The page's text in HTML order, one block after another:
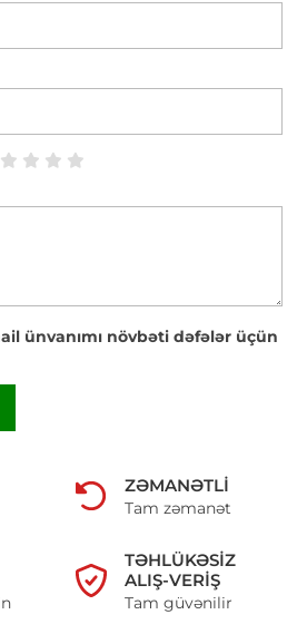
ünvanımı növbəti dəfələr üçün
ZƏMANƏTLI
Tam zəmanət
TƏHLÜKƏSIZ
ALIŞ-VERIŞ
Tam güvənilir